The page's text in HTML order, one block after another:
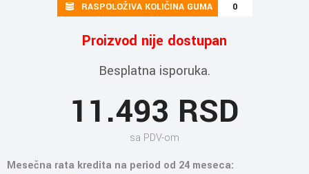
RASPOLOŽIVA KOLIČINA GUMA 0
Proizvod nije dostupan
Besplatna isporuka.
11.493 RSD
sa PDV-om
Mesečna rata kredita na period od 24 meseca: